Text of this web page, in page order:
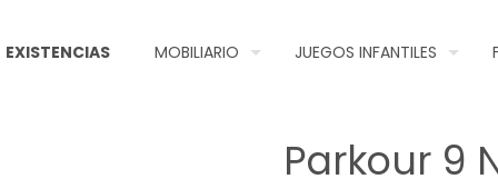
EXISTENCIAS MOBILIARIO JUEGOS INFANTILES
Parkour 9